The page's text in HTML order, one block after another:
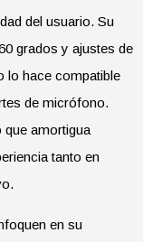
del usuario. Su
grados y ajustes de
lo hace compatible
de micrófono.
amortigua
tanto en
en su